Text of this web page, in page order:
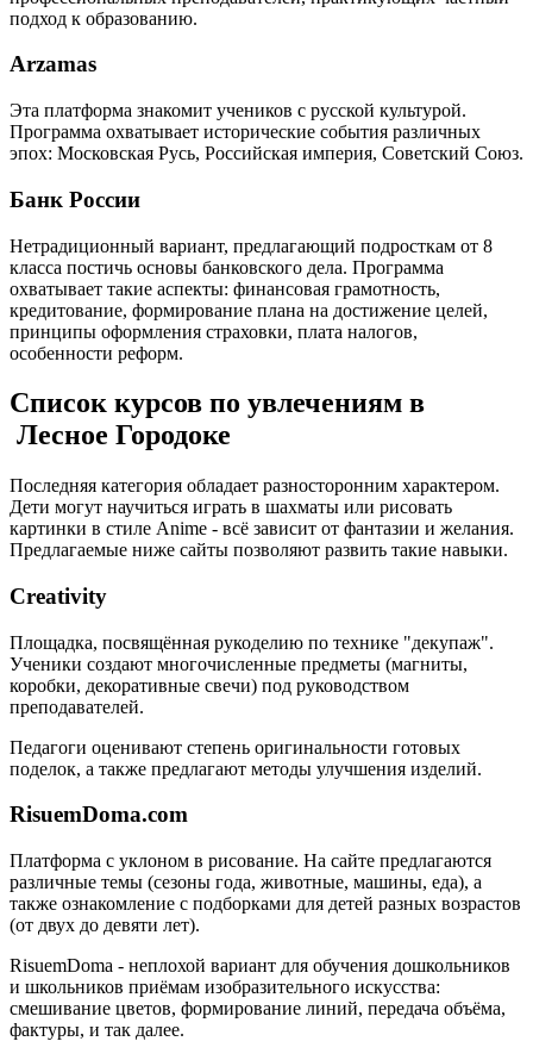
подход к образованию.
Arzamas
Эта платформа знакомит учеников с русской культурой.
Программа охватывает исторические события различных
эпох: Московская Русь, Российская империя, Советский Союз.
Банк России
Нетрадиционный вариант, предлагающий подросткам от 8
класса постичь основы банковского дела. Программа
охватывает такие аспекты: финансовая грамотность,
кредитование, формирование плана на достижение целей,
принципы оформления страховки, плата налогов,
особенности реформ.
Список курсов по увлечениям в
Лесное Городоке
Последняя категория обладает разносторонним характером.
Дети могут научиться играть в шахматы или рисовать
картинки в стиле Anime - всё зависит от фантазии и желания.
Предлагаемые ниже сайты позволяют развить такие навыки.
Creativity
Площадка, посвящённая рукоделию по технике "декупаж".
Ученики создают многочисленные предметы (магниты,
коробки, декоративные свечи) под руководством
преподавателей.
Педагоги оценивают степень оригинальности готовых
поделок, а также предлагают методы улучшения изделий.
RisuemDoma.com
Платформа с уклоном в рисование. На сайте предлагаются
различные темы (сезоны года, животные, машины, еда), а
также ознакомление с подборками для детей разных возрастов
(от двух до девяти лет).
RisuemDoma - неплохой вариант для обучения дошкольников
и школьников приёмам изобразительного искусства:
смешивание цветов, формирование линий, передача объёма,
фактуры, и так далее.